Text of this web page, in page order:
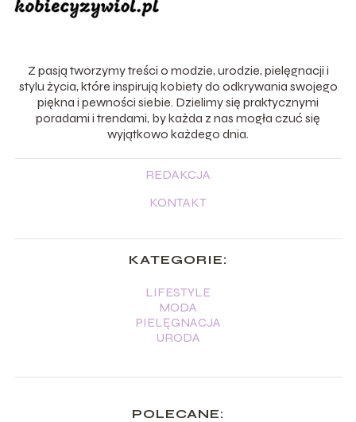
Z pasją tworzymy treści o modzie, urodzie, pielęgnacji i
stylu życia, które inspirują kobiety do odkrywania swojego
piękna i pewności siebie. Dzielimy się praktycznymi
poradami i trendami, by każda z nas mogła czuć się
wyjątkowo każdego dnia.
REDAKCJA
KONTAKT
KATEGORIE:
LIFESTYLE
MODA
PIELĘGNACJA
URODA
POLECANE: